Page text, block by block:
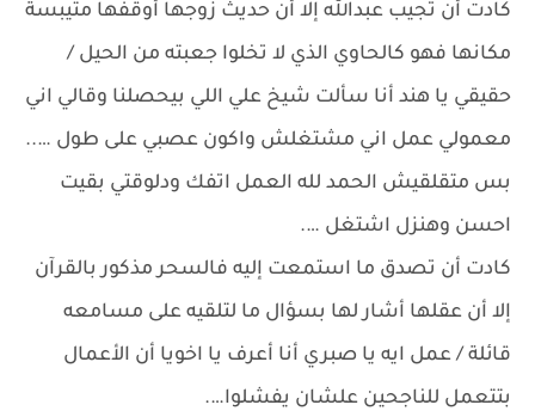
كادت أن تجيب عبدالله إلا أن حديث زوجها أوقفها متيبسة
مكانها فهو كالحاوي الذي لا تخلوا جعبته من الحيل /
حقيقي يا هند أنا سألت شيخ علي اللي بيحصلنا وقالي اني
معمولي عمل اني مشتغلش واكون عصبي على طول …..
بس متقلقيش الحمد لله العمل اتفك ودلوقتي بقيت
احسن وهنزل اشتغل ….
كادت أن تصدق ما استمعت إليه فالسحر مذكور بالقرآن
إلا أن عقلها أشار لها بسؤال ما لتلقيه على مسامعه
قائلة / عمل ايه يا صبري أنا أعرف يا اخويا أن الأعمال
بتتعمل للناجحين علشان يفشلوا….